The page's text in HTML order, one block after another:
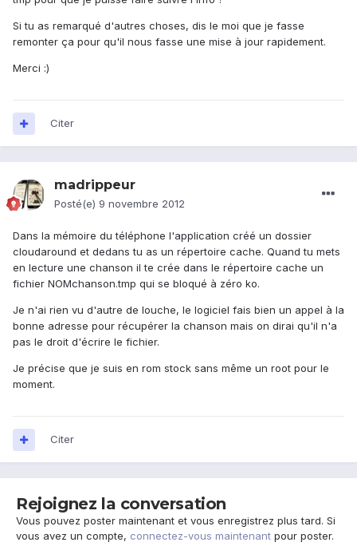
Si tu as remarqué d'autres choses, dis le moi que je fasse
remonter ça pour qu'il nous fasse une mise à jour rapidement.
Merci :)
Citer
madrippeur
Posté(e) 9 novembre 2012
Dans la mémoire du téléphone l'application créé un dossier
cloudaround et dedans tu as un répertoire cache. Quand tu mets
en lecture une chanson il te crée dans le répertoire cache un
fichier NOMchanson.tmp qui se bloqué à zéro ko.
Je n'ai rien vu d'autre de louche, le logiciel fais bien un appel à la
bonne adresse pour récupérer la chanson mais on dirai qu'il n'a
pas le droit d'écrire le fichier.
Je précise que je suis en rom stock sans même un root pour le
moment.
Citer
Rejoignez la conversation
Vous pouvez poster maintenant et vous enregistrez plus tard. Si
vous avez un compte, connectez-vous maintenant pour poster.